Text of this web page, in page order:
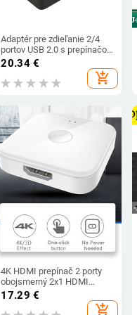
Adaptér pre zdieľanie 2/4
portov USB 2.0 s prepínačom
pre PC, skener, tlačiareň,
vysokorýchlostného USB
20.34€
add_shopping_cart
4K HDMI prepínač 2 porty
obojsmerný 2x1 HDMI
prepínač rozbočovač
podporuje Ultra HD 4K 1080P
17.29 €
add_shopping_cart